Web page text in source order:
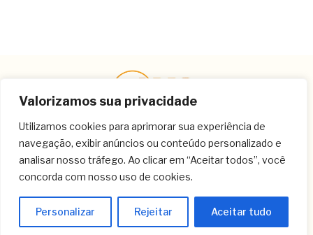
Valorizamos sua privacidade
Utilizamos cookies para aprimorar sua experiência de
navegação, exibir anúncios ou conteúdo personalizado e
analisar nosso tráfego. Ao clicar em “Aceitar todos”, você
concorda com nosso uso de cookies.
Personalizar Rejeitar Aceitar tudo
Contato
(11) 3259-8266